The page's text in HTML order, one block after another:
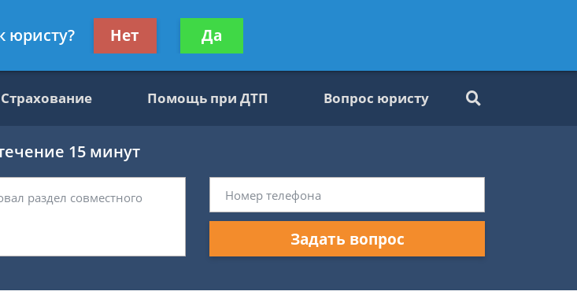
Получите консультацию
бесплатно
Страхование Помощь при ДТП Вопрос юристу
15 минут
Задать вопрос
юристу? Нет Да